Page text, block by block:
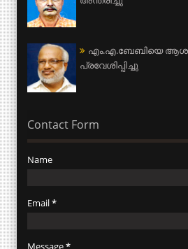
എം.എ.ബേബിയെ
പ്രവേശിപ്പിച്ചു
Contact Form
Name
Email*
Message*